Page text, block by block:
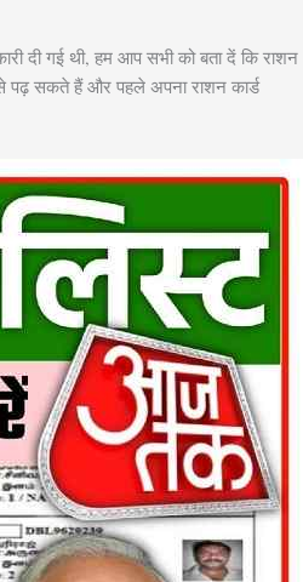
दी गई थी, हम आप सभी को बता दें कि राशन
पढ़ सकते हैं और पहले अपना राशन कार्ड